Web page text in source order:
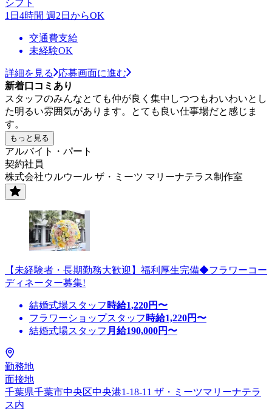
シフト
1日4時間 週2日からOK
交通費支給
未経験OK
詳細を見る
応募画面に進む
新着口コミあり
スタッフのみんなとても仲が良く集中しつつもわいわいとし
た明るい雰囲気があります。とても良い仕事場だと感じま
す。
もっと見る
アルバイト・パート
契約社員
株式会社ウルウール ザ・ミーツ マリーナテラス制作室
【未経験者・長期勤務大歓迎】福利厚生完備◆フラワーコー
ディネーター募集!
結婚式場スタッフ 時給1,220円〜
フラワーショップスタッフ 時給1,220円〜
結婚式場スタッフ 月給190,000円〜
勤務地
面接地
千葉県千葉市中央区中央港1-18-11 ザ・ミーツマリーナテラ
ス内